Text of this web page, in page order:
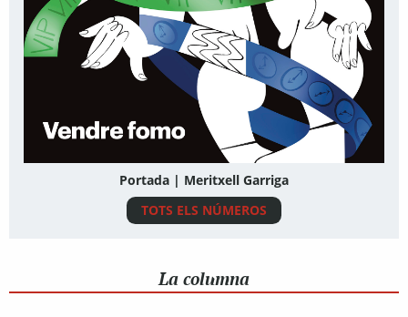
Portada | Meritxell Garriga
TOTS ELS NÚMEROS
La columna